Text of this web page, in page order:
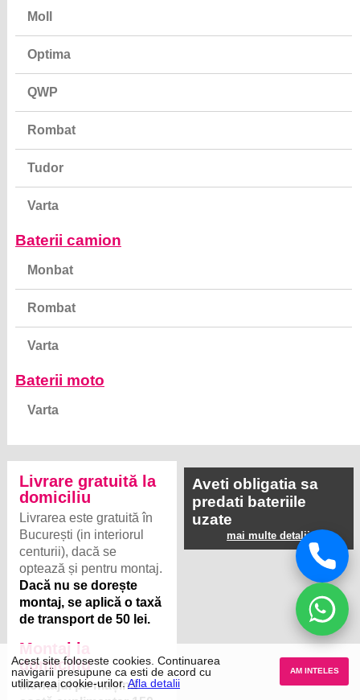
Acest site foloseste cookies. Continuarea
navigarii presupune ca esti de acord cu
utilizarea cookie-urilor.Afla detalii
AM INTELES
Moll
Optima
QWP
Rombat
Tudor
Varta
Baterii camion
Monbat
Rombat
Varta
Baterii moto
Varta
Livrare gratuită la
domiciliu
Livrarea este gratuită în
București (in interiorul
centurii), dacă se
optează și pentru montaj.
Dacă nu se dorește
montaj, se aplică o taxă
de transport de 50 lei.
Montaj la
domiciliu
Montajul pe mașină
Aveti obligatia sa
predati bateriile
uzate
mai multe detalii